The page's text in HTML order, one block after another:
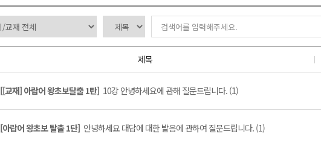
제목
[[교재] 아랍어 왕초보탈출 1탄] 10강 안녕하세요에 관해 질문드립니다. (1)
[아랍어 왕초보 탈출 1탄] 안녕하세요 대답에 대한 발음에 관하여 질문드립니다. (1)